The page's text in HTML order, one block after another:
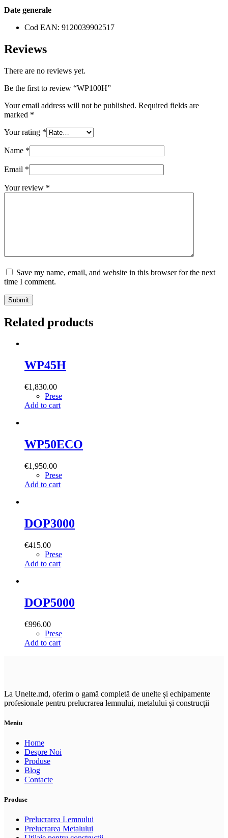
Date generale
Cod EAN: 9120039902517
Reviews
There are no reviews yet.
Be the first to review “WP100H”
Your email address will not be published. Required fields are
marked *
Your rating *
Name *
Email *
Your review *
Save my name, email, and website in this browser for the next
time I comment.
Submit
Related products
WP45H
€1,830.00
Prese
Add to cart
WP50ECO
€1,950.00
Prese
Add to cart
DOP3000
€415.00
Prese
Add to cart
DOP5000
€996.00
Prese
Add to cart
La Unelte.md, oferim o gamă completă de unelte și echipamente
profesionale pentru prelucrarea lemnului, metalului și construcții
Meniu
Home
Despre Noi
Produse
Blog
Contacte
Produse
Prelucrarea Lemnului
Prelucrarea Metalului